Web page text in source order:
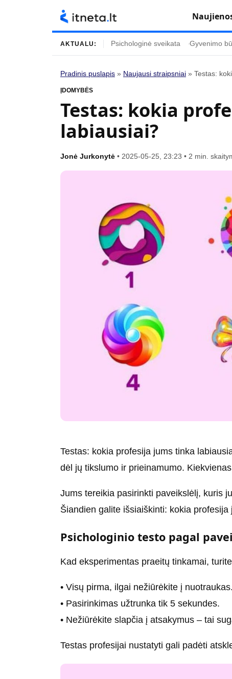
Turinys
Naujausi straipsniai
Gyvenimas
Mada
Mokslas
Horoskopai
Gyvenimo būdas
AKTUALU: Psichologinė sveikata Gyvenimo
Pradinis puslapis » Naujausi straipsniai » Testas:
ĮDOMYBĖS
Testas: kokia
labiausiai?
Jonė Jurkonytė • 2025-05-25, 23:23 • 2 min.
Testas: kokia profesija jums tinka
dėl jų tikslumo ir prieinamumo.
Jums tereikia pasirinkti paveikslėlį, kuris
Šiandien galite išsiaiškinti: kokia
Psichologinio testo pagal
Kad eksperimentas praeitų tinkamai,
• Visų pirma, ilgai nežiūrėkite į nuotraukas.
• Pasirinkimas užtrunka tik 5 sekundes.
• Nežiūrėkite slapčia į atsakymus – tai
Testas profesijai nustatyti gali padėti